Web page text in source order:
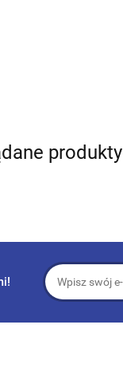
produkty